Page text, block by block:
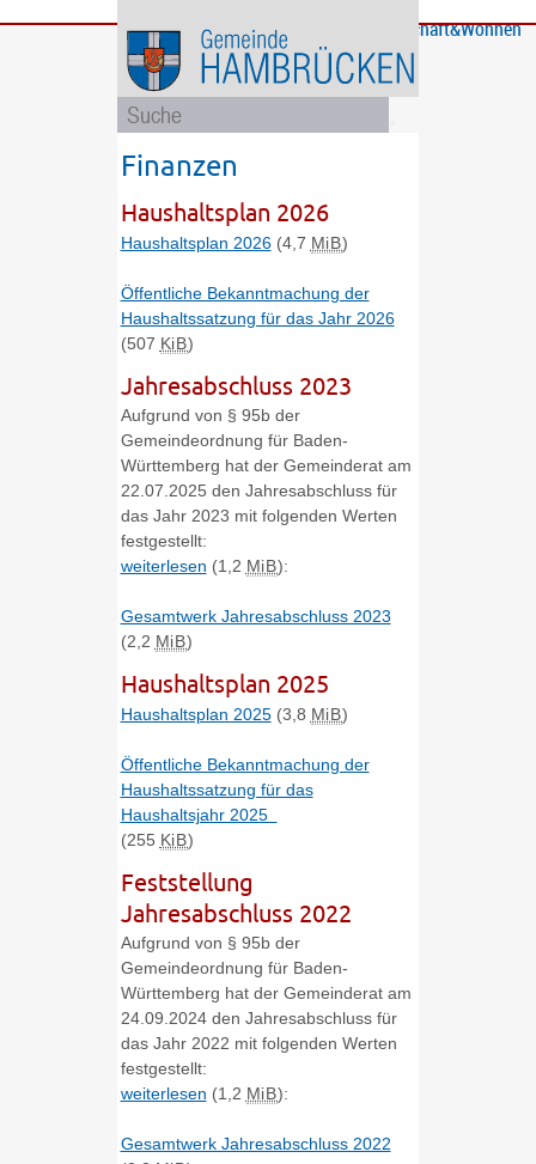
Bürgerservice
GemeindeBildung
und
Soziales
Rathaus
und
Politik
Wirtschaft&Wohnen
Finanzen
Haushaltsplan 2026
Haushaltsplan 2026(4,7 MiB)
Öffentliche Bekanntmachung der
Haushaltssatzung für das Jahr 2026
(507 KiB)
Jahresabschluss 2023
Aufgrund von § 95b der
Gemeindeordnung für Baden-
Württemberg hat der Gemeinderat am
22.07.2025 den Jahresabschluss für
das Jahr 2023 mit folgenden Werten
festgestellt:
weiterlesen (1,2 MiB):
Gesamtwerk Jahresabschluss 2023
(2,2 MiB)
Haushaltsplan 2025
Haushaltsplan 2025(3,8 MiB)
Öffentliche Bekanntmachung der
Haushaltssatzung für das
Haushaltsjahr 2025
(255 KiB)
Feststellung
Jahresabschluss 2022
Aufgrund von § 95b der
Gemeindeordnung für Baden-
Württemberg hat der Gemeinderat am
24.09.2024 den Jahresabschluss für
das Jahr 2022 mit folgenden Werten
festgestellt:
weiterlesen (1,2 MiB):
Gesamtwerk Jahresabschluss 2022